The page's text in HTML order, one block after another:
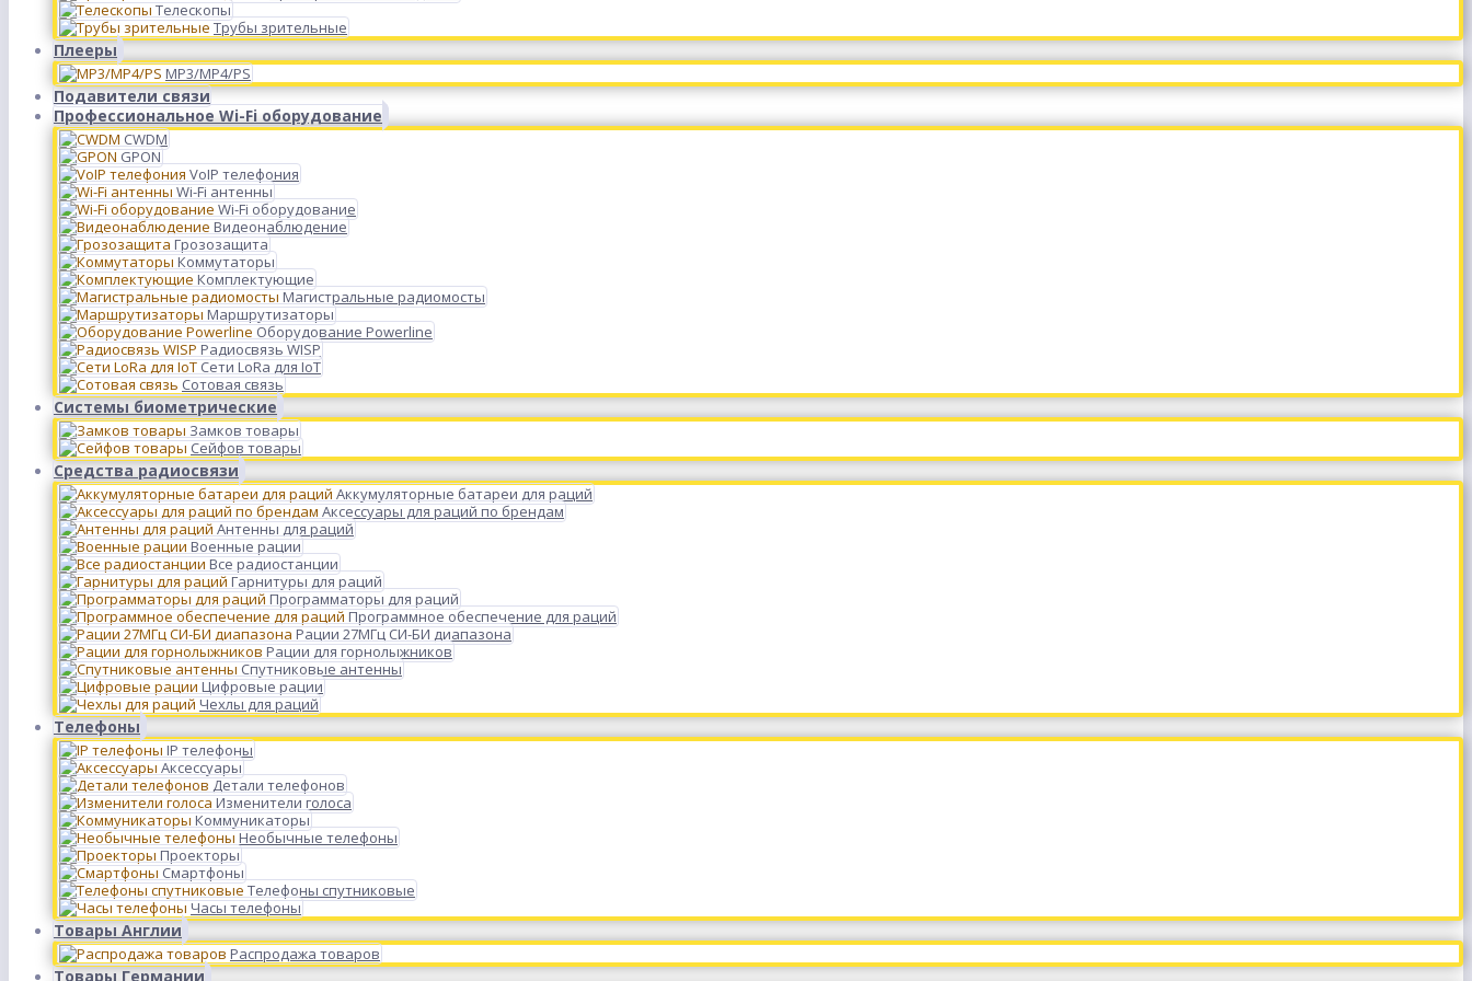
Телескопы
Трубы зрительные
Плееры
MP3/MP4/PS
Подавители связи
Профессиональное Wi-Fi оборудование
CWDM
GPON
VoIP телефония
Wi-Fi антенны
Wi-Fi оборудование
Видеонаблюдение
Грозозащита
Коммутаторы
Комплектующие
Магистральные радиомосты
Маршрутизаторы
Оборудование Powerline
Радиосвязь WISP
Сети LoRa для IoT
Сотовая связь
Системы биометрические
Замков товары
Сейфов товары
Средства радиосвязи
Аккумуляторные батареи для раций
Аксессуары для раций по брендам
Антенны для раций
Военные рации
Все радиостанции
Гарнитуры для раций
Программаторы для раций
Программное обеспечение для раций
Рации 27МГц СИ-БИ диапазона
Рации для горнолыжников
Спутниковые антенны
Цифровые рации
Чехлы для раций
Телефоны
IP телефоны
Аксессуары
Детали телефонов
Изменители голоса
Коммуникаторы
Необычные телефоны
Проекторы
Смартфоны
Телефоны спутниковые
Часы телефоны
Товары Англии
Распродажа товаров
Товары Германии